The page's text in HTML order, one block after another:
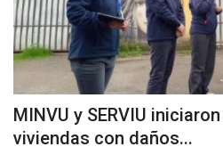
MINVU y SERVIU
viviendas con daños...